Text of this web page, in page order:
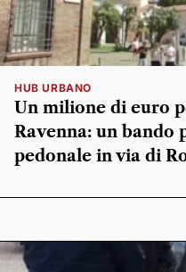
HUB URBANO
Un milione di euro
Ravenna: un bando
pedonale in via di